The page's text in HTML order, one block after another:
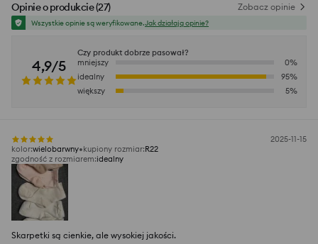
Opinie o produkcie(27) Zobacz opinie
Wszystkie opinie są weryfikowane.Jak działają opinie?
4,9/5
Czy produkt dobrze pasował?
mniejszy
0%
idealny
95%
większy
5%
2025-11-15
kolor:wielobarwny kupiony rozmiar:R22
zgodność z rozmiarem:idealny
Skarpetki są cienkie, ale wysokiej jakości.